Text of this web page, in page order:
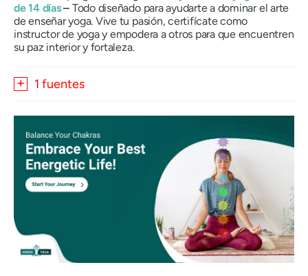
de 14 días– Todo diseñado para ayudarte a dominar el arte
de enseñar yoga. Vive tu pasión, certifícate como
instructor de yoga y empodera a otros para que encuentren
su paz interior y fortaleza.
1 fuentes